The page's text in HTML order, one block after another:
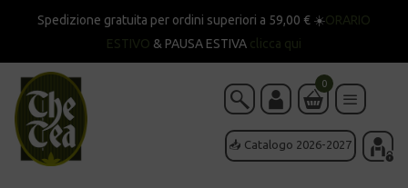
Spedizione gratuita per ordini superiori a 59,00 € ☀️ORARIO
ESTIVO & PAUSA ESTIVA clicca qui
📥 Catalogo 2026-2027
0